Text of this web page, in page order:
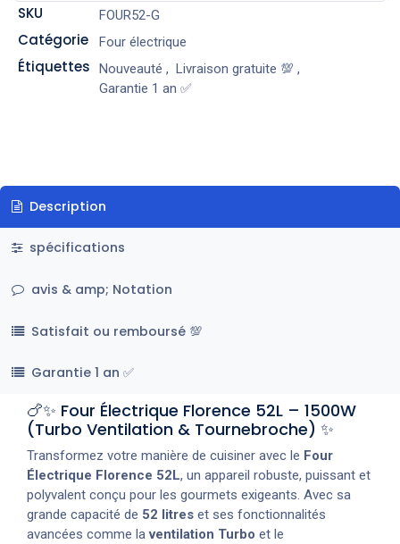
SKU FOUR52-G
Catégorie Four électrique
Étiquettes Nouveauté , Livraison gratuite 💯 ,
Garantie 1 an ✅
Description
spécifications
avis & amp; Notation
Satisfait ou remboursé 💯
Garantie 1 an ✅
🍗✨ Four Électrique Florence 52L – 1500W
(Turbo Ventilation & Tournebroche) ✨
Transformez votre manière de cuisiner avec le Four
Électrique Florence 52L, un appareil robuste, puissant et
polyvalent conçu pour les gourmets exigeants. Avec sa
grande capacité de 52 litres et ses fonctionnalités
avancées comme laventilation Turbo et le